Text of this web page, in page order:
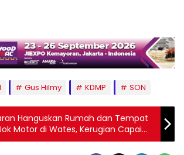
Gus Hilmy KDMP SON
Hanguskan Rumah dan Tempat
Motor di Wates, Kerugian Capai